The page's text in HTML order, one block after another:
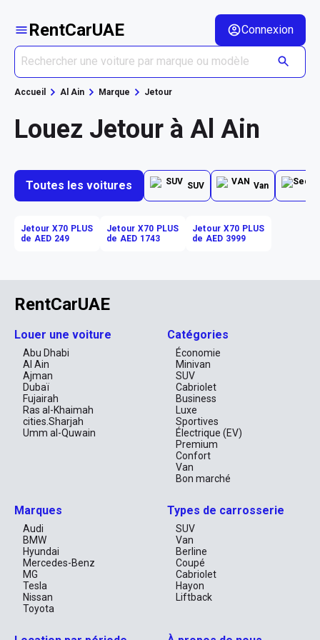
RentCarUAE Connexion
Accueil Al Ain Marque Jetour
Louez Jetour à Al Ain
Toutes les voitures SUV Van
Jetour X70 PLUS
de AED 249
Jetour X70 PLUS
de AED 1743
Jetour X70 PLUS
de AED 3999
RentCarUAE
Louer une voiture
Abu Dhabi
Al Ain
Ajman
Dubaï
Fujairah
Ras al-Khaimah
cities.Sharjah
Umm al-Quwain
Catégories
Économie
Minivan
SUV
Cabriolet
Business
Luxe
Sportives
Électrique (EV)
Premium
Confort
Van
Bon marché
Marques
Audi
BMW
Hyundai
Mercedes-Benz
MG
Tesla
Nissan
Toyota
Types de carrosserie
SUV
Van
Berline
Coupé
Cabriolet
Hayon
Liftback